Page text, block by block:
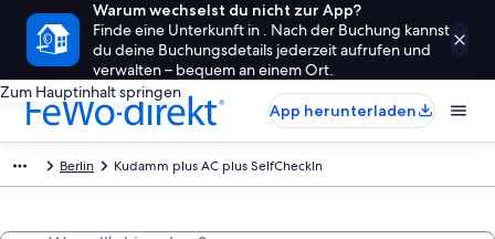
Warum wechselst du nicht zur App?
Finde eine Unterkunft in . Nach der Buchung kannst
du deine Buchungsdetails jederzeit aufrufen und
verwalten – bequem an einem Ort.
Zum Hauptinhalt springen
App herunterladen
Berlin Kudamm plus AC plus SelfCheckIn